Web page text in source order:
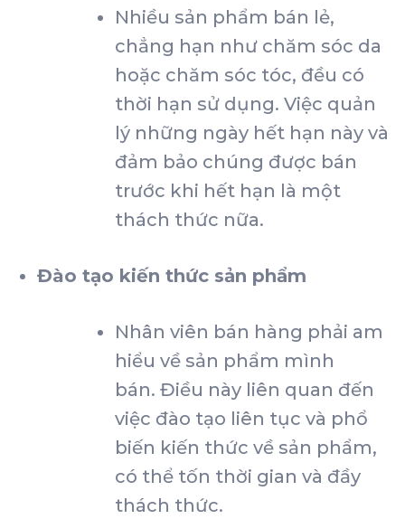
Nhiều sản phẩm bán lẻ,
chẳng hạn như chăm sóc da
hoặc chăm sóc tóc, đều có
thời hạn sử dụng. Việc quản
lý những ngày hết hạn này và
đảm bảo chúng được bán
trước khi hết hạn là một
thách thức nữa.
Đào tạo kiến ​​thức sản phẩm
Nhân viên bán hàng phải am
hiểu về sản phẩm mình
bán. Điều này liên quan đến
việc đào tạo liên tục và phổ
biến kiến ​​thức về sản phẩm,
có thể tốn thời gian và đầy
thách thức.